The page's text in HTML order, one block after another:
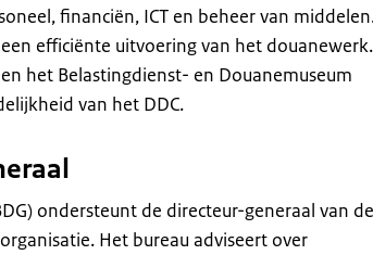
financiën, ICT en beheer van
efficiënte uitvoering van het douanewerk.
het Belastingdienst- en Douanemuseum
van het DDC.
ondersteunt de directeur-generaal van de
Het bureau adviseert over